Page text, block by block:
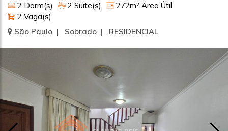
2 Dorm(s) 2 Suite(s)
272m² Área Útil
2 Vaga(s)
São Paulo | Sobrado | RESIDENCIAL